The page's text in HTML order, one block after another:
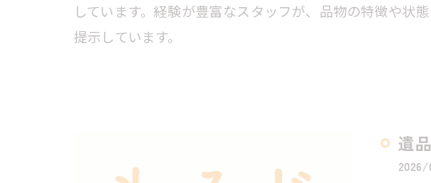
しています。経験が豊富なスタッフが、品物の特徴や状
提示しています。
遺